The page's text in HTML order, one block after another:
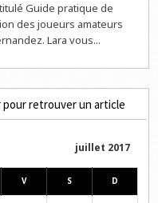
Guide pratique de
des joueurs amateurs
Lara vous...
pour retrouver un article
juillet 2017
V S D